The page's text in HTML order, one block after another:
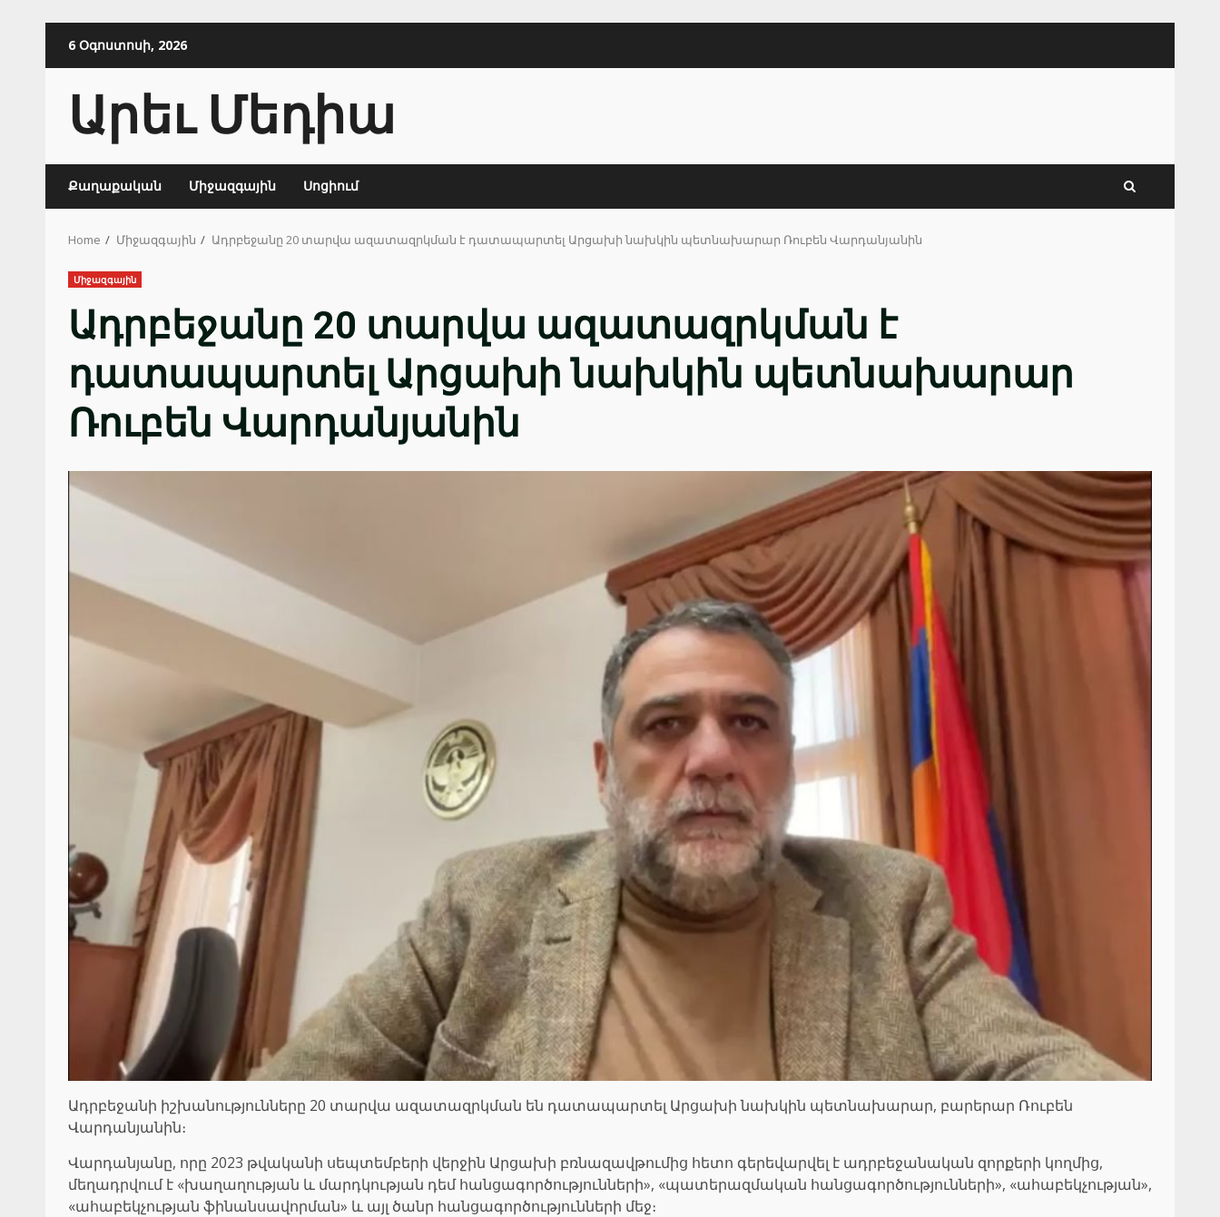
6 Օգոստոսի, 2026
Արեւ Մեդիա
Քաղաքական Միջազգային Սոցիում
Home Միջազգային Ադրբեջանը 20 տարվա ազատազրկման է դատապարտել Արցախի նախկին պետնախարար Ռուբեն Վարդանյանին
Միջազգային
Ադրբեջանը 20 տարվա ազատազրկման է
դատապարտել Արցախի նախկին պետնախարար
Ռուբեն Վարդանյանին
Ադրբեջանի իշխանությունները 20 տարվա ազատազրկման են դատապարտել Արցախի նախկին պետնախարար, բարերար Ռուբեն
Վարդանյանին։
Վարդանյանը, որը 2023 թվականի սեպտեմբերի վերջին Արցախի բռնազավթումից հետո գերեվարվել է ադրբեջանական զորքերի կողմից,
մեղադրվում է «խաղաղության և մարդկության դեմ հանցագործությունների», «պատերազմական հանցագործությունների», «ահաբեկչության»,
«ահաբեկչության ֆինանսավորման» և այլ ծանր հանցագործությունների մեջ։